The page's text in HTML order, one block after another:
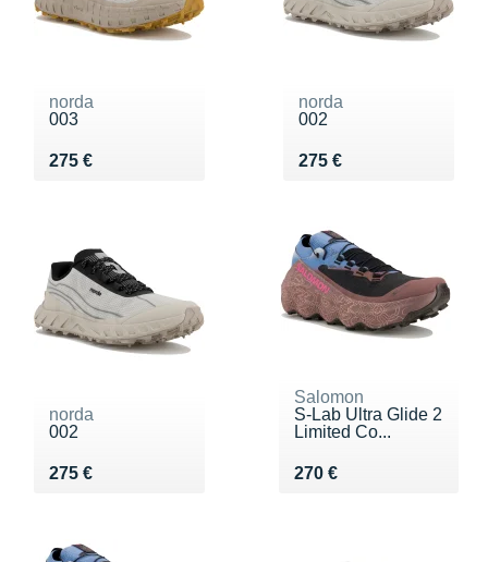
norda
003
275 €
Vendu 275 €
norda
002
275 €
Vendu 275 €
norda
002
275 €
Vendu 275 €
Salomon
S-Lab Ultra Glide 2
Limited Co...
270 €
Vendu 270 €